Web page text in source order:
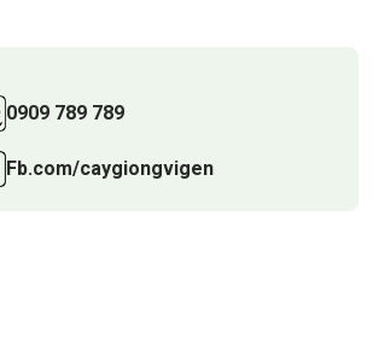
0909 789 789
Fb.com/caygiongvigen